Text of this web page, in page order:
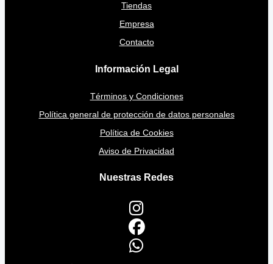
Tiendas
Empresa
Contacto
Información Legal
Términos y Condiciones
Política general de protección de datos personales
Política de Cookies
Aviso de Privacidad
Nuestras Redes